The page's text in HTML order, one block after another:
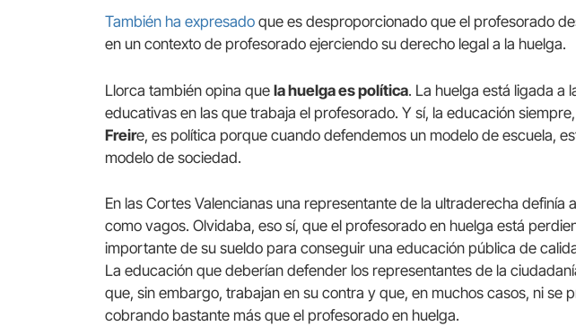
También ha expresado que es desproporcionado que el profesorado
en un contexto de profesorado ejerciendo su derecho legal a la huelga.
Llorca también opina quela huelga es política. La huelga está ligada a
educativas en las que trabaja el profesorado. Y sí, la educación
Freire, es política porque cuando defendemos un modelo de escuela,
modelo de sociedad.
En las Cortes Valencianas una representante de la ultraderecha definía
como vagos. Olvidaba, eso sí, que el profesorado en huelga está
importante de su sueldo para conseguir una educación pública de
La educación que deberían defender los representantes de la
que, sin embargo, trabajan en su contra y que, en muchos casos, ni se
cobrando bastante más que el profesorado en huelga.